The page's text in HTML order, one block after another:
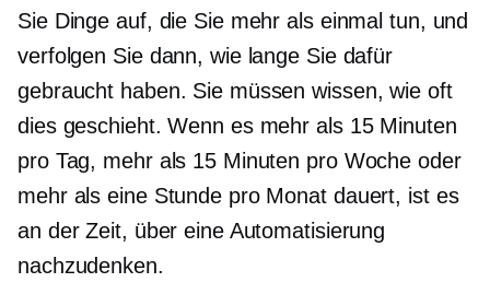
Sie Dinge auf, die Sie mehr als einmal tun, und
verfolgen Sie dann, wie lange Sie dafür
gebraucht haben. Sie müssen wissen, wie oft
dies geschieht. Wenn es mehr als 15 Minuten
pro Tag, mehr als 15 Minuten pro Woche oder
mehr als eine Stunde pro Monat dauert, ist es
an der Zeit, über eine Automatisierung
nachzudenken.